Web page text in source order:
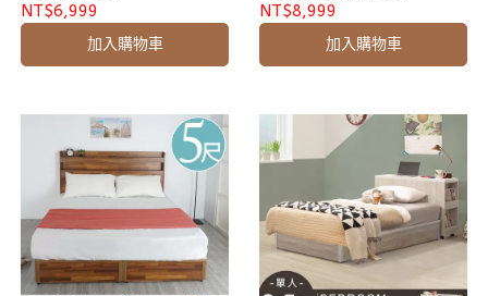
NT$6,999
加入購物車
NT$8,999
加入購物車